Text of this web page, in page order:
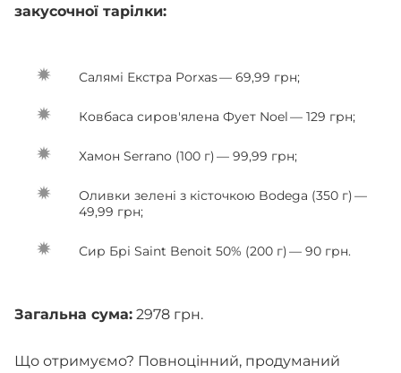
закусочної тарілки:
Салямі Екстра Porxas — 69,99 грн;
Ковбаса сиров'ялена Фует Noel — 129 грн;
Хамон Serrano (100 г) — 99,99 грн;
Оливки зелені з кісточкою Bodega (350 г) —
49,99 грн;
Сир Брі Saint Benoit 50% (200 г) — 90 грн.
Загальна сума: 2978 грн.
Що отримуємо? Повноцінний, продуманий